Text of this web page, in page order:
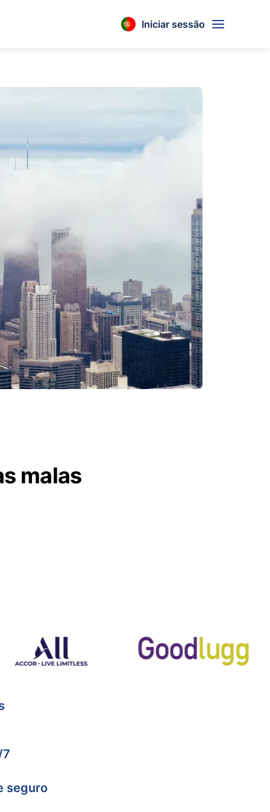
Iniciar sessão
malas
seguro